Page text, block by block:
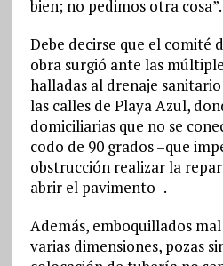
bien; no pedimos otra cosa”.
Debe decirse que el comité
obra surgió ante las
halladas al drenaje
las calles de Playa Azul,
domiciliarias que no se
codo de 90 grados –que
obstrucción realizar la
abrir el pavimento–.
Además, emboquillados
varias dimensiones, pozas